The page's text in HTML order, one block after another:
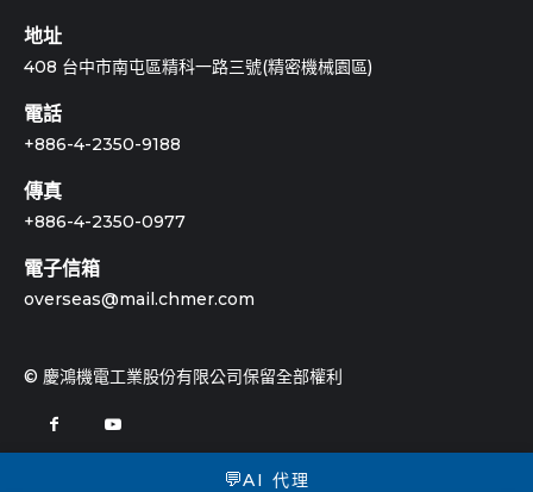
地址
408 台中市南屯區精科一路三號(精密機械園區)
電話
+886-4-2350-9188
傳真
+886-4-2350-0977
電子信箱
overseas@mail.chmer.com
© 慶鴻機電工業股份有限公司保留全部權利
💬AI 代理